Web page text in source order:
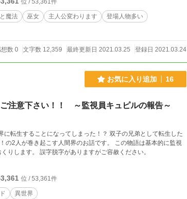
位 / 53,361件
魔法 巫女 主人公変わります
登場人物多い
数 0 文字数 12,359 最終更新日 2021.03.25 登録日 2021.03.24
お気に入り追加 16
注意下さい！！ ～監視員キュピルの報告～
なってしまった！？ 双子の兄弟として転生した
員キュピルが神様に報告するために2人を監視している視点でおおくりします。 誤字脱字がありますがご容赦ください。
位 / 53,361件
異世界